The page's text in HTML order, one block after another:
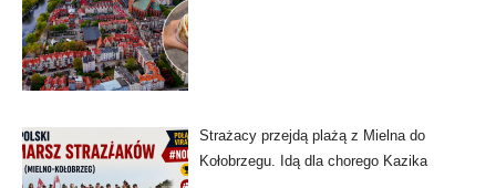
Strażacy przejdą plażą z Mielna do
Kołobrzegu. Idą dla chorego Kazika